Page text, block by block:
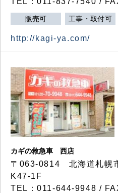
販売可 工事・取付可
http://kagi-ya.com/
カギの救急車 西店
〒063-0814 北海道札幌
K47-1F
TEL：011-644-9948 /